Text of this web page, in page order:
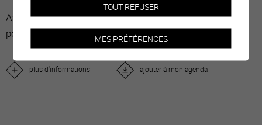
Avec “The Stars’ Share”, le vin valaisan réunit des
personnalités du monde entier.
plus d'informations ajouter à mon agenda
TOUT REFUSER
MES PRÉFÉRENCES